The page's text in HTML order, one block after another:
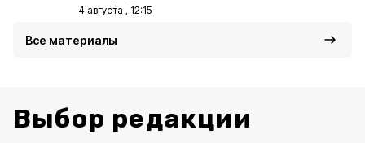
4 августа , 12:15
Все материалы
Выбор редакции